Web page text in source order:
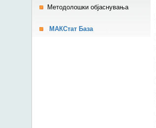
Методолошки објаснувања
МАКСтат База